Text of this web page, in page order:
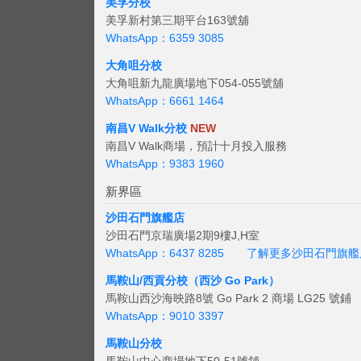
美孚新村第三期平台163號舖
WhatsApp：6359 3085
大角咀分校
大角咀新九龍廣場地下054-055號舖
WhatsApp：6661 1464
南昌V Walk分校 NEW
南昌V Walk商場，預計十月投入服務
WhatsApp：9383 1960
新界區
沙田石門旗艦店
沙田石門京瑞廣場2期9樓J,H室
WhatsApp：6437 8285
了解更多沙田石門旗
馬鞍山/西貢分校（西沙 Go Park）
馬鞍山西沙海映路8號 Go Park 2 商場 LG25 號鋪
WhatsApp：9010 3397
馬鞍山分校